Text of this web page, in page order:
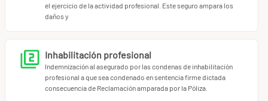
el ejercicio de la actividad profesional. Este seguro ampara los
daños y
Inhabilitación profesional
Indemnización al asegurado por las condenas de inhabilitación
profesional a que sea condenado en sentencia firme dictada
consecuencia de Reclamación amparada por la Póliza.